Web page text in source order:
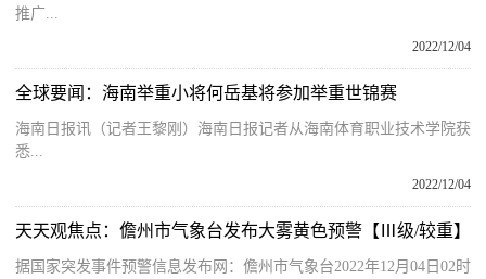
推广...
2022/12/04
全球要闻：海南举重小将何岳基将参加举重世锦赛
海南日报讯（记者王黎刚）海南日报记者从海南体育职业技术学院获
悉...
2022/12/04
天天观焦点：儋州市气象台发布大雾黄色预警【Ⅲ级/较重】
据国家突发事件预警信息发布网：儋州市气象台2022年12月04日02时